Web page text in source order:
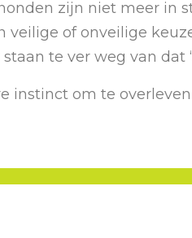
zijn niet meer in
veilige of onveilige
staan te ver weg van dat
instinct om te